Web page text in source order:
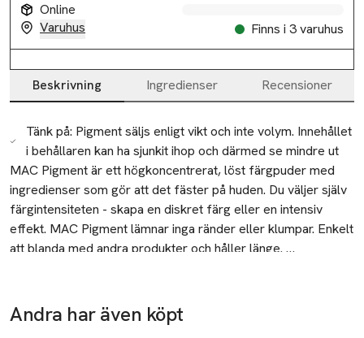
Online
Varuhus
Finns i 3 varuhus
Beskrivning Ingredienser Recensioner
Beskrivning
Tänk på: Pigment säljs enligt vikt och inte volym. Innehållet
i behållaren kan ha sjunkit ihop och därmed se mindre ut
MAC Pigment är ett högkoncentrerat, löst färgpuder med
ingredienser som gör att det fäster på huden. Du väljer själv
färgintensiteten - skapa en diskret färg eller en intensiv
effekt. MAC Pigment lämnar inga ränder eller klumpar. Enkelt
att blanda med andra produkter och håller länge.
och läpparna (undantaget är Violet som inte är godkänt att
använda på läpparna) MAC Pigment säljs enligt vikt och inte
önskat resultat.
Andra har även köpt